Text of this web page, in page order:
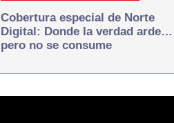
Cobertura especial de Norte
Digital: Donde la verdad arde…
pero no se consume